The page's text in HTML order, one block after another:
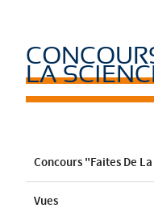
LA
Concours "Faites De
Vues